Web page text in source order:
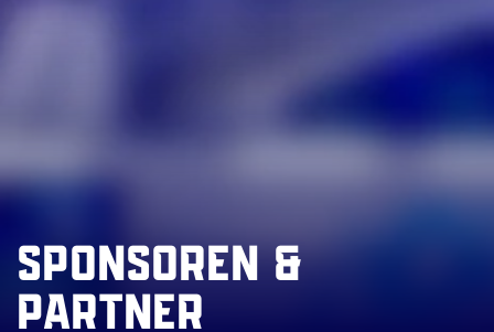
Sponsoren &
Partner